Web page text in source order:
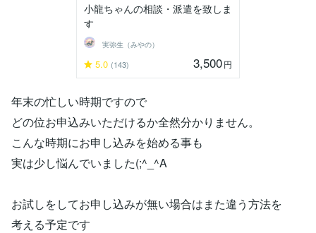
小龍ちゃんの相談・派遣を致しま
す
実弥生（みやの）
5.0 (143) 3,500円
年末の忙しい時期ですので
どの位お申込みいただけるか全然分かりません。
こんな時期にお申し込みを始める事も
実は少し悩んでいました(;^_^A
お試しをしてお申し込みが無い場合はまた違う方法を
考える予定です